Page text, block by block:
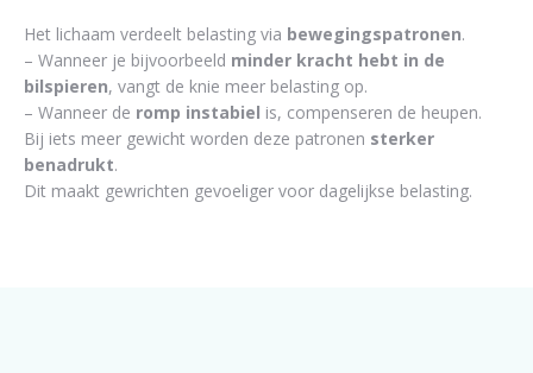
Het lichaam verdeelt belasting via bewegingspatronen.
– Wanneer je bijvoorbeeld minder kracht hebt in de
bilspieren, vangt de knie meer belasting op.
– Wanneer de romp instabiel is, compenseren de heupen.
Bij iets meer gewicht worden deze patronen sterker
benadrukt.
Dit maakt gewrichten gevoeliger voor dagelijkse belasting.